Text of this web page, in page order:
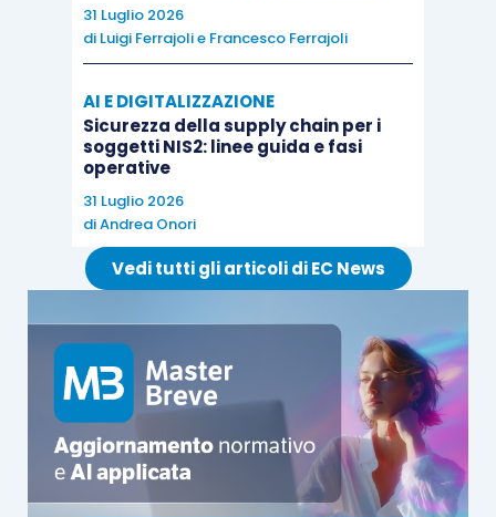
determinati soggetti alle condizioni previste. Ed
invero, il Legislatore non si accontenta di
dell’agevolazione (requisito “statico”), ma
pretende che gli stessimantengano quelle
stesse caratteristiche
impegni personali nella gestione dei beni
acquistati(requisito “dinamico”) perlomeno
all’interno di un definitointervallo temporale
In altri termini, prendendo come punto di
partenza la situazione iniziale
, onde concludere
per la “neutralità” dell’operazione, serve
constatare che, “
”, i benisiano in
qualche modoriconducibilialsoggetto
31 Luglio 2026
di Luigi Ferrajolie Francesco Ferrajoli
AI E DIGITALIZZAZIONE
Sicurezza della supply chain per i
soggetti NIS2: linee guida e fasi
operative
31 Luglio 2026
diAndrea Onori
Vedi tutti gli articoli di EC News